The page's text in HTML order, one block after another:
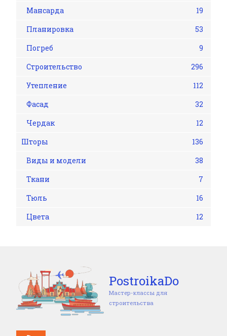
Мансарда
19
Планировка
53
Погреб
9
Строительство
296
Утепление
112
Фасад
32
Чердак
12
Шторы
136
Виды и модели
38
Ткани
7
Тюль
16
Цвета
12
PostroikaDo
Мастер-классы для
строительства